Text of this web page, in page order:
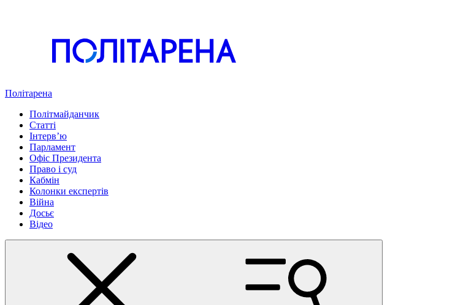
Політарена
Політмайданчик
Статті
Інтервʼю
Парламент
Офіс Президента
Право і суд
Кабмін
Колонки експертів
Війна
Досьє
Відео